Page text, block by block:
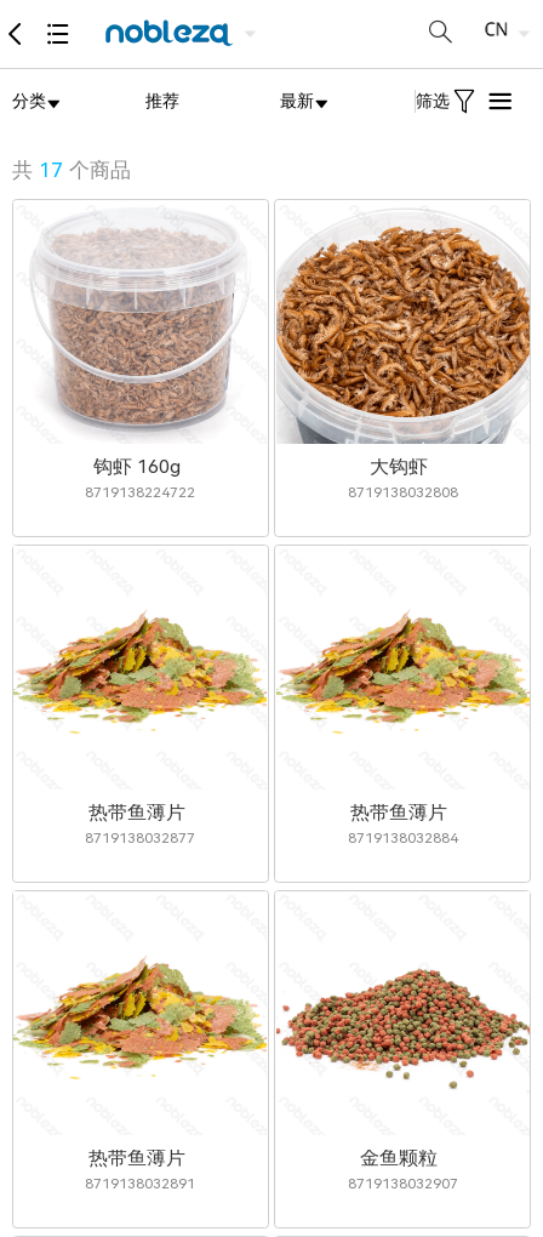
分类 推荐 最新 筛选
共 17 个商品
钩虾 160g
8719138224722
大钩虾
8719138032808
热带鱼薄片
8719138032877
热带鱼薄片
8719138032884
热带鱼薄片
8719138032891
金鱼颗粒
8719138032907